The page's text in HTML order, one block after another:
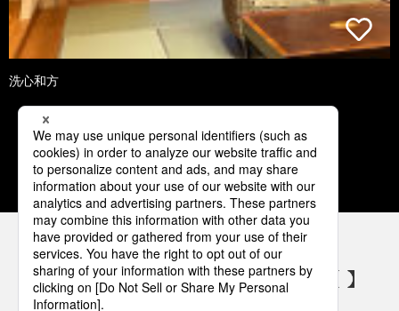
洗心和方
1 2 3 4 5
パナソニックの電気設備 SNSアカウント